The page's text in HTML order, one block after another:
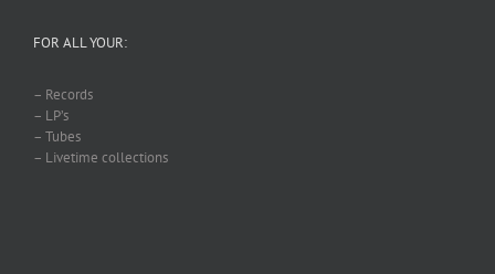
FOR ALL YOUR:
– Records
– LP’s
– Tubes
– Livetime collections